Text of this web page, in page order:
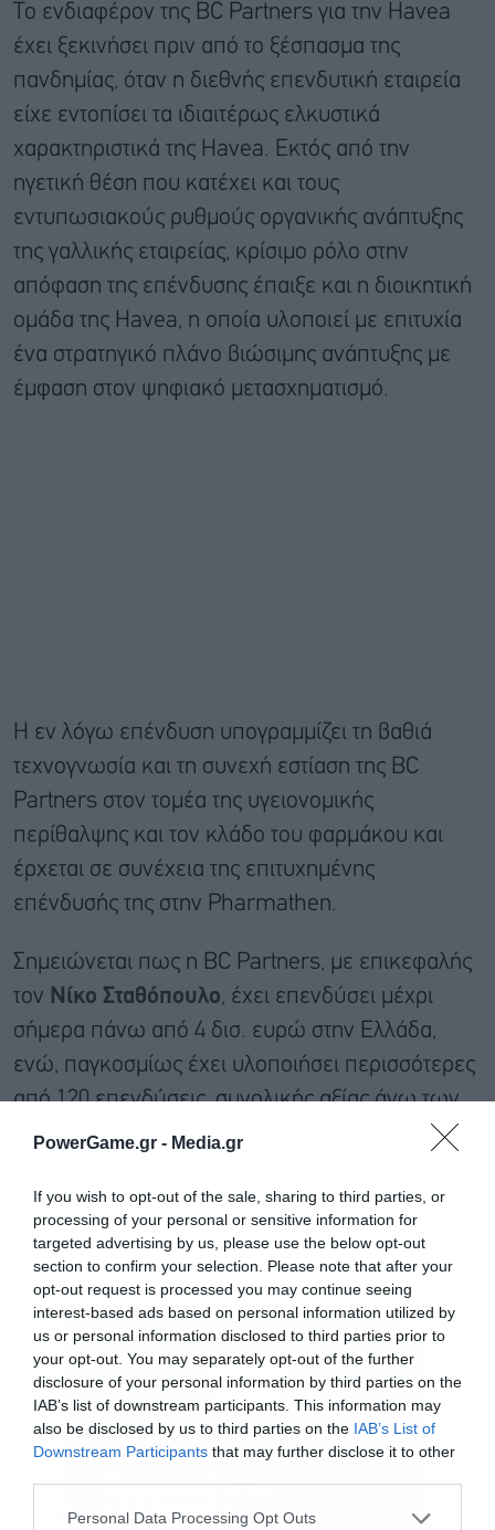
PowerGame.gr - Media.gr
If you wish to opt-out of the sale, sharing to third parties, or
processing of your personal or sensitive information for
targeted advertising by us, please use the below opt-out
section to confirm your selection. Please note that after your
opt-out request is processed you may continue seeing
interest-based ads based on personal information utilized by
us or personal information disclosed to third parties prior to
your opt-out. You may separately opt-out of the further
disclosure of your personal information by third parties on the
IAB’s list of downstream participants. This information may
also be disclosed by us to third parties on the IAB’s List of
Downstream Participants that may further disclose it to other
Personal Data Processing Opt Outs
Το ενδιαφέρον της BC Partners για την Havea
έχει ξεκινήσει πριν από το ξέσπασμα της
πανδημίας, όταν η διεθνής επενδυτική εταιρεία
είχε εντοπίσει τα ιδιαιτέρως ελκυστικά
χαρακτηριστικά της Havea. Εκτός από την
ηγετική θέση που κατέχει και τους
εντυπωσιακούς ρυθμούς οργανικής ανάπτυξης
της γαλλικής εταιρείας, κρίσιμο ρόλο στην
απόφαση της επένδυσης έπαιξε και η διοικητική
ομάδα της Havea, η οποία υλοποιεί με επιτυχία
ένα στρατηγικό πλάνο βιώσιμης ανάπτυξης με
έμφαση στον ψηφιακό μετασχηματισμό.
Η εν λόγω επένδυση υπογραμμίζει τη βαθιά
τεχνογνωσία και τη συνεχή εστίαση της BC
Partners στον τομέα της υγειονομικής
περίθαλψης και τον κλάδο του φαρμάκου και
έρχεται σε συνέχεια της επιτυχημένης
επένδυσής της στην Pharmathen.
Σημειώνεται πως η BC Partners, με επικεφαλής
τον Νίκο Σταθόπουλο , έχει επενδύσει μέχρι
σήμερα πάνω από 4 δισ. ευρώ στην Ελλάδα,
ενώ, παγκοσμίως έχει υλοποιήσει περισσότερες
από 120 επενδύσεις, συνολικής αξίας άνω των
160 δισ. ευρώ.
Ακολουθήστε το Powergame.gr στο Google
Εγγραφή στο
newsletter